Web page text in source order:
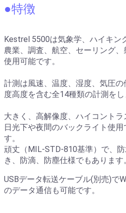
●特徴
Kestrel 5500は気象学、ハイキン
農業、調査、航空、セーリング
使用可能です。
計測は風速、温度、湿度、気圧
度高度を含む全14種類の計測をし
大きく、高解像度、ハイコント
日光下や夜間のバックライト使
す。
頑丈（MIL-STD-810基準）で、
き、防滴、防塵仕様でもあります
USBデータ転送ケーブル(別売)で
のデータ通信も可能です。